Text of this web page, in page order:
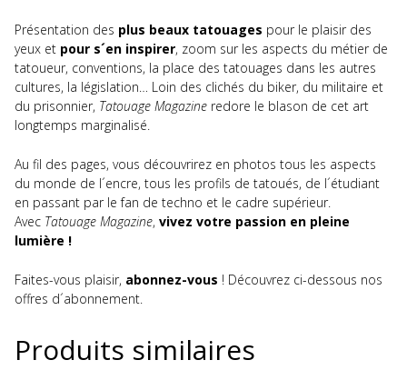
Présentation des plus beaux tatouages pour le plaisir des
yeux et pour s´en inspirer, zoom sur les aspects du métier de
tatoueur, conventions, la place des tatouages dans les autres
cultures, la législation… Loin des clichés du biker, du militaire et
du prisonnier, Tatouage Magazine redore le blason de cet art
longtemps marginalisé.
Au fil des pages, vous découvrirez en photos tous les aspects
du monde de l´encre, tous les profils de tatoués, de l´étudiant
en passant par le fan de techno et le cadre supérieur.
Avec Tatouage Magazine, vivez votre passion en pleine
lumière !
Faites-vous plaisir, abonnez-vous ! Découvrez ci-dessous nos
offres d´abonnement.
Produits similaires